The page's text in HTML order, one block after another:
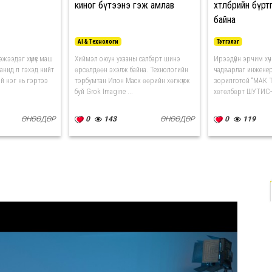
хүмүүс маш
л гэхэд нийт
нэг нь гэртээ
ӨНӨӨДӨР
киног бүтээнэ гэж амлав
AI & Технологи
Хиймэл оюун ухааны салбарт шинэ
өрсөлдөөн эхэлж байна. Технологийн
тэрбумтан Илон Маск өөрийн хөгжүүлж
буй Grok Imagine ...
0 143 ӨНӨӨДӨР
хөтөлбөрийн
байна
Тэтгэлэг
Ирээдүйн эрчим
чадварлаг
зорилготой “МАК
хөтөлбөрт
0 119